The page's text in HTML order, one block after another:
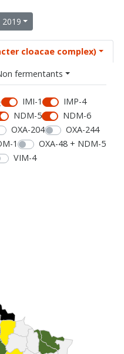
2019
cloacae complex)
fermentants
IMI-1
IMP-4
NDM-5
NDM-6
OXA-204
OXA-244
1
OXA-48 + NDM-5
VIM-4